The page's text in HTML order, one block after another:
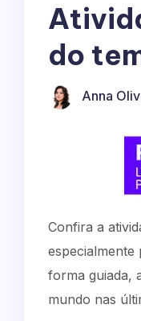
do
Anna
Confira a
especialmente
forma guiada,
mundo nas